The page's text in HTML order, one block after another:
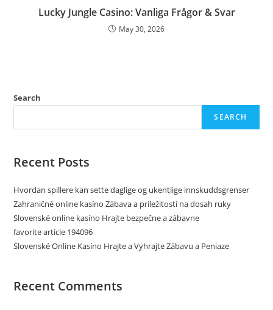
Lucky Jungle Casino: Vanliga Frågor & Svar
May 30, 2026
Search
SEARCH
Recent Posts
Hvordan spillere kan sette daglige og ukentlige innskuddsgrenser
Zahraničné online kasíno Zábava a príležitosti na dosah ruky
Slovenské online kasíno Hrajte bezpečne a zábavne
favorite article 194096
Slovenské Online Kasíno Hrajte a Vyhrajte Zábavu a Peniaze
Recent Comments